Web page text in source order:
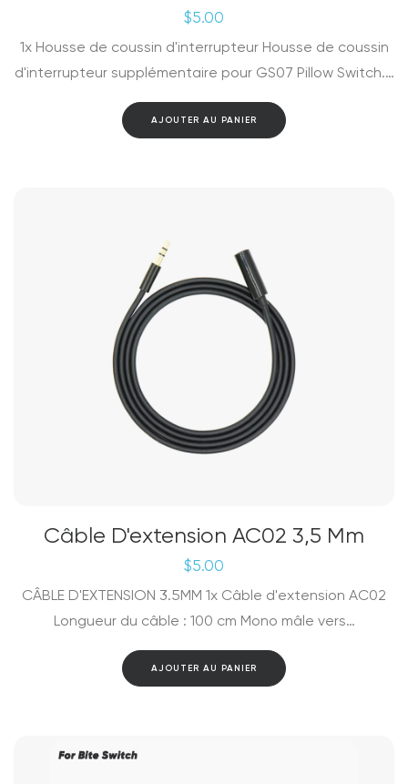
$5.00
1x Housse de coussin d'interrupteur Housse de coussin
d'interrupteur supplémentaire pour GS07 Pillow Switch.…
AJOUTER AU PANIER
Câble D'extension AC02 3,5 Mm
$5.00
CÂBLE D'EXTENSION 3.5MM 1x Câble d'extension AC02
Longueur du câble : 100 cm Mono mâle vers…
AJOUTER AU PANIER